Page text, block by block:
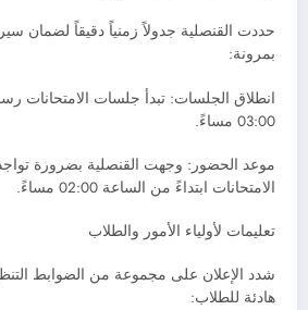
حددت القنصلية جدولاً زمنياً دقيقاً لضمان سير
بمرونة:
انطلاق الجلسات: تبدأ جلسات الامتحانات
03:00 مساءً.
موعد الحضور: وجهت القنصلية بضرورة
الامتحانات ابتداءً من الساعة 02:00 مساءً.
تعليمات لأولياء الأمور والطلاب
شدد الإعلان على مجموعة من الضوابط
هادئة للطلاب: